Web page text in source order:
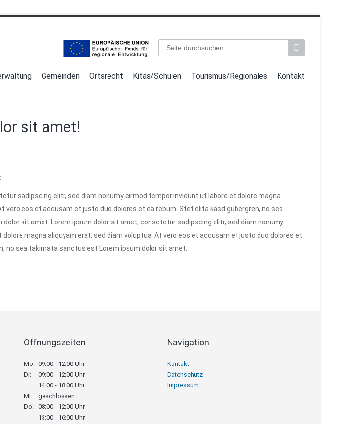
Suchbegriffe
Gemeinden Ortsrecht Kitas/Schulen Tourismus/Regionales Kontakt
sit amet!
sadipscing elitr, sed diam nonumy eirmod tempor invidunt ut labore et dolore magna
vero eos et accusam et justo duo dolores et ea rebum. Stet clita kasd gubergren, no sea
sit amet. Lorem ipsum dolor sit amet, consetetur sadipscing elitr, sed diam nonumy
magna aliquyam erat, sed diam voluptua. At vero eos et accusam et justo duo dolores et
no sea takimata sanctus est Lorem ipsum dolor sit amet.
Öffnungszeiten
Mo: 09:00 - 12:00 Uhr
Di:
09:00 - 12:00 Uhr
14:00 - 18:00 Uhr
Mi:
geschlossen
Do: 08:00 - 12:00 Uhr
13:00 - 16:00 Uhr
Navigation
Navigation
überspringen
Kontakt
Datenschutz
Impressum